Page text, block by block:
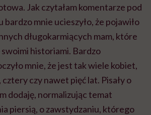
Jak czytałam komentarze pod
bardzo mnie ucieszyło, że pojawiło
długokarmiących mam, które
swoimi historiami. Bardzo
mnie, że jest tak wiele kobiet,
czy nawet pięć lat. Pisały o
dodaję, normalizując temat
piersią, o zawstydzaniu, którego